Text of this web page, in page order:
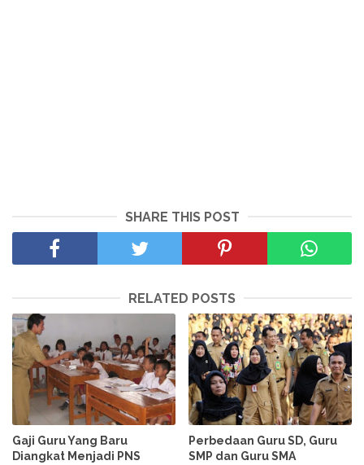
SHARE THIS POST
RELATED POSTS
Gaji Guru Yang Baru
Diangkat Menjadi PNS
Perbedaan Guru SD, Guru
SMP dan Guru SMA